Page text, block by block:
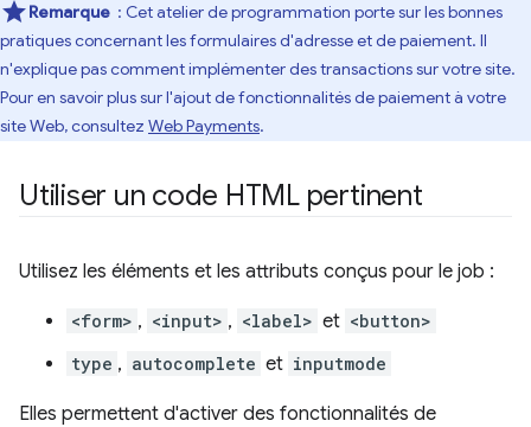
Remarque : Cet atelier de programmation porte sur les bonnes
pratiques concernant les formulaires d'adresse et de paiement. Il
n'explique pas comment implémenter des transactions sur votre site.
Pour en savoir plus sur l'ajout de fonctionnalités de paiement à votre
site Web, consultez Web Payments.
Utiliser un code HTML pertinent
Utilisez les éléments et les attributs conçus pour le job :
<form> , <input> , <label> et <button>
type , autocomplete et inputmode
Elles permettent d'activer des fonctionnalités de